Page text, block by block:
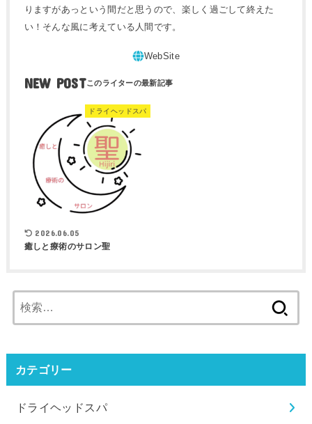
りますがあっという間だと思うので、楽しく過ごして終えた
い！そんな風に考えている人間です。
NEW POST
ドライヘッドスパ
2026.06.05
癒しと療術のサロン聖
索:
カテゴリー
ドライヘッドスパ